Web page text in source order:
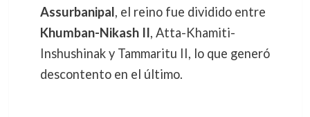
Assurbanipal, el reino fue dividido entre
Khumban-Nikash II, Atta-Khamiti-
Inshushinak y Tammaritu II, lo que generó
descontento en el último.